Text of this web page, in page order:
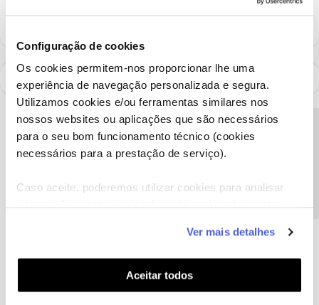
Configuração de cookies
Os cookies permitem-nos proporcionar lhe uma
experiência de navegação personalizada e segura.
Utilizamos cookies e/ou ferramentas similares nos
nossos websites ou aplicações que são necessários
para o seu bom funcionamento técnico (cookies
necessários para a prestação de serviço).
Caso aceite, poderemos utilizar cookies para analisar
funcionalidades (cookies de personalização e
funcionalidade) e adaptar anúncios aos seus interesses
(cookies de publicidade personalizada). Pode gerir a
utilização dos cookies clicando em "Configurar
Ver mais detalhes
Aceitar todos
como "Melhor Resposta" e faça "Like" nos melhores comentários.
A poupança que COMBINA